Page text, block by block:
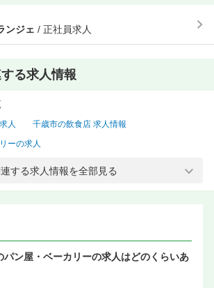
ンジェ / 正社員求人
る求人情報
人
千歳市の飲食店 求人情報
ーの求人
ブーランジェの飲食店 求人
する求人情報を全部見る
パン屋・ベーカリーの求人はどのくらいあ